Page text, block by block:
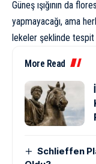
Güneş ışığının da
yapmayacağı, ama
lekeler şeklinde
More Read
Schlieffen